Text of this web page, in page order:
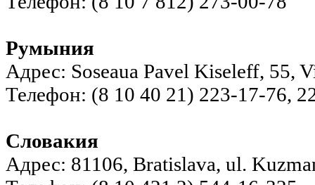
Румыния
Адрес: Soseaua Pavel Kiseleff, 55,
Телефон: (8 10 40 21) 223-17-76,
Словакия
Адрес: 81106, Bratislava, ul.